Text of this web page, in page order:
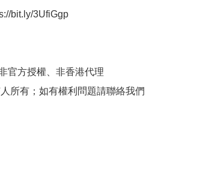
bit.ly/3UfiGgp
官方授權、非香港代理
所有；如有權利問題請聯絡我們